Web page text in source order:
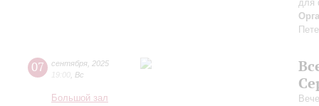
для
07 сентября 2025
19:00 Вс
Большой зал